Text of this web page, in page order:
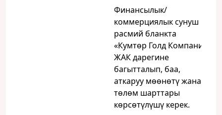
Финансылык/
коммерциялык сунуш
расмий бланкта
«Кумтөр Голд Компани»
ЖАК дарегине
багытталып, баа,
аткаруу мөөнөтү жана
төлөм шарттары
көрсөтүлүшү керек.